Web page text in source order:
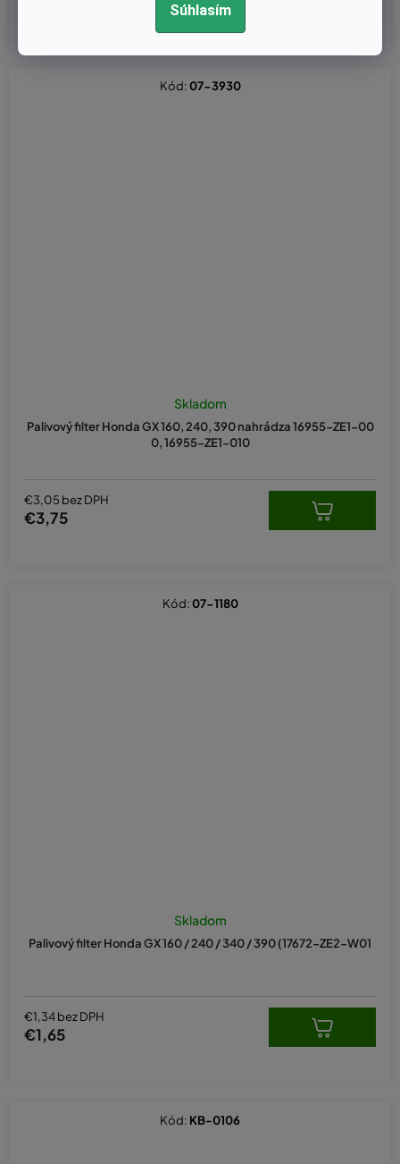
Súhlasím
Palivový filter Honda GX 160, 240, 390 nahrádza 16955-ZE1-00
0, 16955-ZE1-010
Skladom
€3,05 bez DPH
€3,75
Kód:07-3930
Palivový filter Honda GX 160 / 240 / 340 / 390 (17672-ZE2-W01
Skladom
€1,34 bez DPH
€1,65
Kód:07-1180
Kód: KB-0106